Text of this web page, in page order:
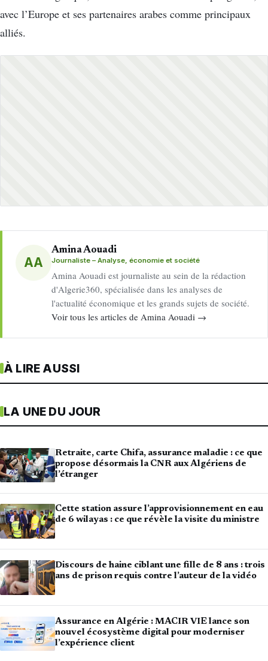
avec l’Europe et ses partenaires arabes comme principaux
alliés.
AA
Amina Aouadi
Journaliste – Analyse, économie et société
Amina Aouadi est journaliste au sein de la rédaction
d'Algerie360, spécialisée dans les analyses de
l'actualité économique et les grands sujets de société.
Voir tous les articles de Amina Aouadi →
À LIRE AUSSI
LA UNE DU JOUR
Retraite, carte Chifa, assurance maladie : ce que
propose désormais la CNR aux Algériens de
l’étranger
Cette station assure l’approvisionnement en eau
de 6 wilayas : ce que révèle la visite du ministre
Discours de haine ciblant une fille de 8 ans : trois
ans de prison requis contre l’auteur de la vidéo
Assurance en Algérie : MACIR VIE lance son
nouvel écosystème digital pour moderniser
l’expérience client